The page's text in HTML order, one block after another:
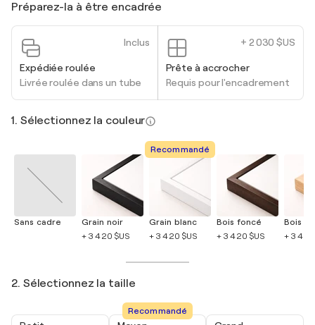
Préparez-la à être encadrée
Inclus
Expédiée roulée
Livrée roulée dans un tube
+ 2 030 $US
Prête à accrocher
Requis pour l'encadrement
1. Sélectionnez la couleur
Sans cadre
Grain noir
+ 3 420 $US
Recommandé
Grain blanc
+ 3 420 $US
Bois foncé
+ 3 420 $US
Bois
+ 3 420
2. Sélectionnez la taille
Recommandé